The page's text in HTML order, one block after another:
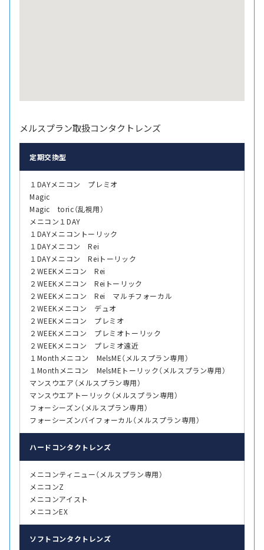
メルスプラン取扱コンタクトレンズ
定期交換型
１DAYメニコン プレミオ
Magic
Magic toric（乱視用）
メニコン１DAY
１DAYメニコントーリック
１DAYメニコン Rei
１DAYメニコン Reiトーリック
２WEEKメニコン Rei
２WEEKメニコン Reiトーリック
２WEEKメニコン Rei マルチフォーカル
２WEEKメニコン デュオ
２WEEKメニコン プレミオ
２WEEKメニコン プレミオトーリック
２WEEKメニコン プレミオ遠近
１Monthメニコン MelsME（メルスプラン専用）
１Monthメニコン MelsMEトーリック（メルスプラン専用）
マンスウエア（メルスプラン専用）
マンスウエアトーリック（メルスプラン専用）
フォーシーズン（メルスプラン専用）
フォーシーズンバイフォーカル（メルスプラン専用）
ハード コンタクトレンズ
メニコンティニュー（メルスプラン専用）
メニコンZ
メニコンアイスト
メニコンEX
ソフト コンタクトレンズ